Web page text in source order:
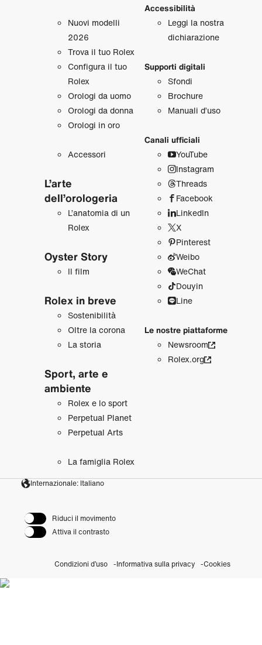
Nuovi modelli
2026
Trova il tuo Rolex
Configura il tuo
Rolex
Orologi da uomo
Orologi da donna
Orologi in oro
Accessori
L’arte
dell’orologeria
L’anatomia di un
Rolex
Oyster Story
Il film
Rolex in breve
Sostenibilità
Oltre la corona
La storia
Sport, arte e
ambiente
Rolex e lo sport
Perpetual Planet
Perpetual Arts
La famiglia Rolex
Accessibilità
Leggi la nostra
dichiarazione
Supporti digitali
Sfondi
Brochure
Manuali d’uso
Canali ufficiali
YouTube
Instagram
Threads
Facebook
LinkedIn
X
Pinterest
Weibo
WeChat
Douyin
Line
Le nostre piattaforme
Newsroom
Rolex.org
Internazionale: Italiano
Riduci il movimento
Attiva il contrasto
Condizioni d’uso Informativa sulla privacy Cookies